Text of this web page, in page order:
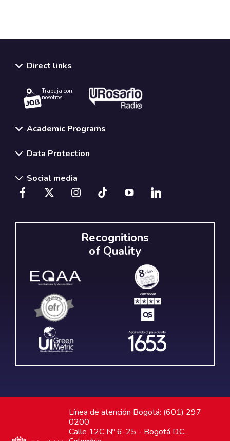
Direct links
Trabaja con
nosotros.
Academic Programs
Data Protection
Social media
Recognitions
of Quality
Línea de atención Bogotá: (601) 297
0200
Calle 12C Nº 6-25 - Bogotá D.C.